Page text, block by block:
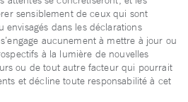
sensiblement de ceux qui sont
envisagés dans les déclarations
aucunement à mettre à jour ou
à la lumière de nouvelles
ou de tout autre facteur qui pourrait
et décline toute responsabilité à cet